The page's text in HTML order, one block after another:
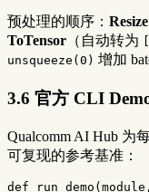
预处理的顺序：
ToTensor （自动转为
unsqueeze(0) 增加
3.6 官方 CLI
Qualcomm AI Hub 为
可复现的参考基准：
def run_demo (module ,